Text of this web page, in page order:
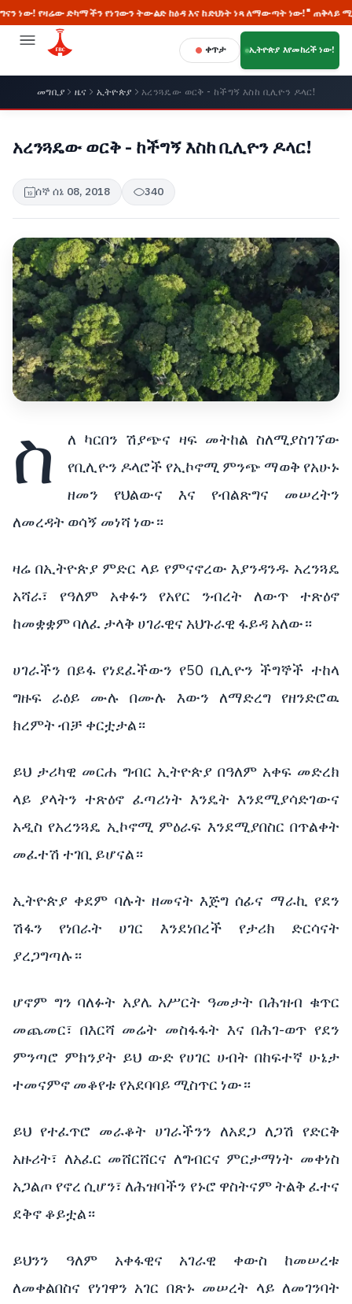
የነገውን ትውልድ ከዕዳ እና ከድህነት ነጻ ለማውጣት ነው!" ጠቅላይ ሚኒስትር ዐቢይ አሕመድ
ቀጥታ ኢትዮጵያ እየመከረች ነው!
መግቢያ ዜና ኢትዮጵያ አረንጓዴው ወርቅ - ከችግኝ እስከ ቢሊዮን ዶላር!
አረንጓዴው ወርቅ - ከችግኝ እስከ ቢሊዮን ዶላር!
ሰኞ ሰኔ 08, 2018 340
ስ
ለ ካርበን ሽያጭና ዛፍ መትከል ስለሚያስገኘው
የቢሊዮን ዶላሮች የኢኮኖሚ ምንጭ ማወቅ የአሁኑ
ዘመን የህልውና እና የብልጽግና መሠረትን
ለመረዳት ወሳኝ መነሻ ነው።
ዛሬ በኢትዮጵያ ምድር ላይ የምናኖረው እያንዳንዱ አረንጓዴ
አሻራ፣ የዓለም አቀፉን የአየር ንብረት ለውጥ ተጽዕኖ
ከመቋቋም ባለፈ ታላቅ ሀገራዊና አህጉራዊ ፋይዳ አለው።
ሀገራችን በይፋ የነደፈችውን የ50 ቢሊዮን ችግኞች ተከላ
ግዙፍ ራዕይ ሙሉ በሙሉ እውን ለማድረግ የዘንድሮዉ
ክረምት ብቻ ቀርቷታል።
ይህ ታሪካዊ መርሐ ግብር ኢትዮጵያ በዓለም አቀፍ መድረክ
ላይ ያላትን ተጽዕኖ ፈጣሪነት እንዴት እንደሚያሳድገውና
አዲስ የአረንጓዴ ኢኮኖሚ ምዕራፍ እንደሚያበስር በጥልቀት
መፈተሽ ተገቢ ይሆናል።
ኢትዮጵያ ቀደም ባሉት ዘመናት እጅግ ሰፊና ማራኪ የደን
ሽፋን የነበራት ሀገር እንደነበረች የታሪክ ድርሳናት
ያረጋግጣሉ።
ሆኖም ግን ባለፉት አያሌ አሥርት ዓመታት በሕዝብ ቁጥር
መጨመር፣ በእርሻ መሬት መስፋፋት እና በሕገ-ወጥ የደን
ምንጣሮ ምክንያት ይህ ውድ የሀገር ሀብት በከፍተኛ ሁኔታ
ተመናምኖ መቆየቱ የአደባባይ ሚስጥር ነው።
ይህ የተፈጥሮ መራቆት ሀገራችንን ለአደጋ ለጋሽ የድርቅ
አዙሪት፣ ለአፈር መሸርሸርና ለግብርና ምርታማነት መቀነስ
አጋልጦ የኖረ ሲሆን፣ ለሕዝባችን የኑሮ ዋስትናም ትልቅ ፈተና
ደቅኖ ቆይቷል።
ይህንን ዓለም አቀፋዊና አገራዊ ቀውስ ከመሠረቱ
ለመቀልበስና የነገዋን አገር በጽኑ መሠረት ላይ ለመገንባት